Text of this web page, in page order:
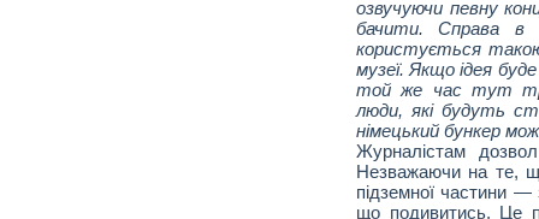
озвучуючи певну
бачити. Справа в
користується
музеї. Якщо ідея
той же час тут
люди, які будуть
німецький бункер
Журналістам
Незважаючи на те,
підземної частини
що подивитись. Це